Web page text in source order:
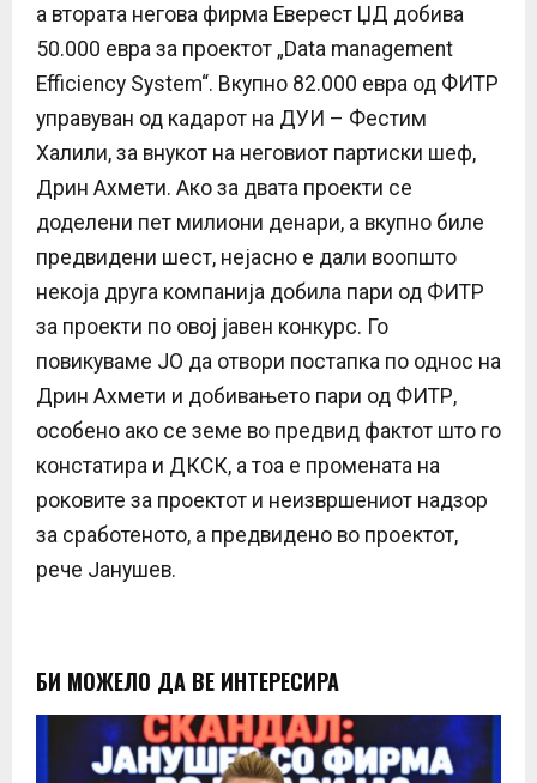
а втората негова фирма Еверест ЏД добива
50.000 евра за проектот „Data management
Efficiency System“. Вкупно 82.000 евра од ФИТР
управуван од кадарот на ДУИ – Фестим
Халили, за внукот на неговиот партиски шеф,
Дрин Ахмети. Ако за двата проекти се
доделени пет милиони денари, а вкупно биле
предвидени шест, нејасно е дали воопшто
некоја друга компанија добила пари од ФИТР
за проекти по овој јавен конкурс. Го
повикуваме ЈО да отвори постапка по однос на
Дрин Ахмети и добивањето пари од ФИТР,
особено ако се земе во предвид фактот што го
констатира и ДКСК, а тоа е промената на
роковите за проектот и неизвршениот надзор
за сработеното, а предвидено во проектот,
рече Јанушев.
БИ МОЖЕЛО ДА ВЕ ИНТЕРЕСИРА